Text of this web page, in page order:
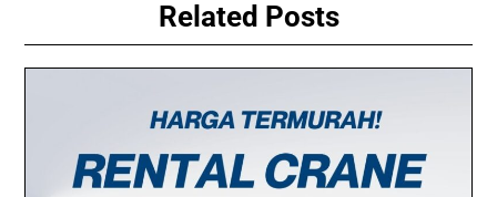
Related Posts